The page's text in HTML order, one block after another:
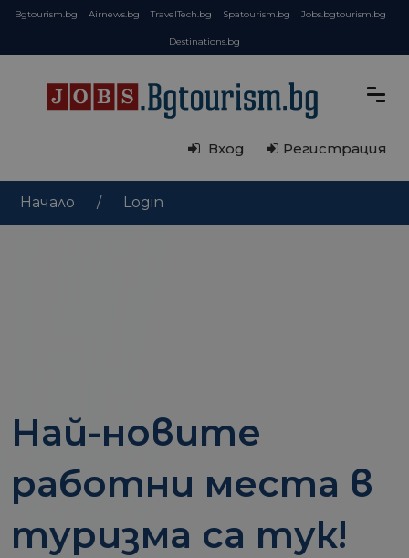
Bgtourism.bg Airnews.bg TravelTech.bg Spatourism.bg Jobs.bgtourism.bg
Destinations.bg
Вход Регистрация
Начало Login
Най-новите
работни места в
туризма са тук!